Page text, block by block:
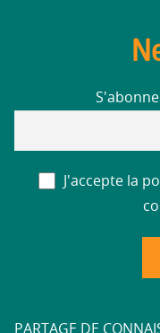
J'accepte la
PARTAGE DE